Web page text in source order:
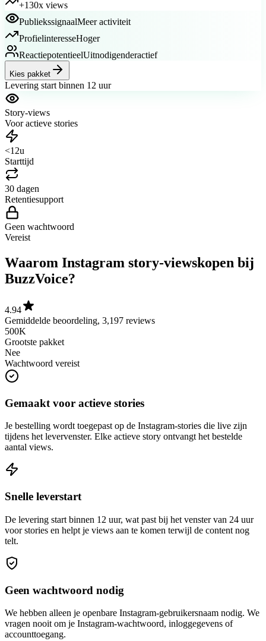
Publiekssignaal
ProfielinteresseHoger
ReactiepotentieelUitnodigender
Kies pakket
Levering start binnen 12 uur
Story-views
Voor actieve stories
<12u
Starttijd
30 dagen
Retentiesupport
Geen wachtwoord
Vereist
BuzzVoice?
Gemiddelde beoordeling, 3,197 reviews
500K
Grootste pakket
Nee
Wachtwoord vereist
tijdens het levervenster. Elke actieve story ontvangt het bestelde
aantal views.
voor stories en helpt je views aan te komen terwijl de content nog
telt.
We hebben alleen je openbare Instagram-gebruikersnaam nodig. We
vragen nooit om je Instagram-wachtwoord, inloggegevens of
accounttoegang.